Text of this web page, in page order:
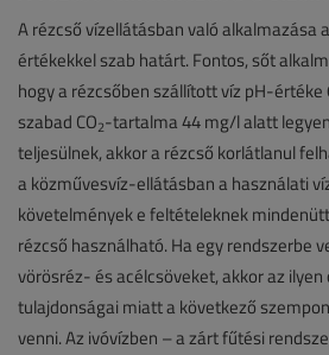
A rézcső vízellátásban való alkalmazása
értékekkel szab határt. Fontos, sőt
hogy a rézcsőben szállított víz pH-
szabad CO2-tartalma 44 mg/l alatt
teljesülnek, akkor a rézcső korlátlanul
a közművesvíz-ellátásban a használati
követelmények e feltételeknek
rézcső használható. Ha egy rendszerbe
vörösréz- és acélcsöveket, akkor az ilyen
tulajdonságai miatt a következő
venni. Az ivóvízben – a zárt fűtési